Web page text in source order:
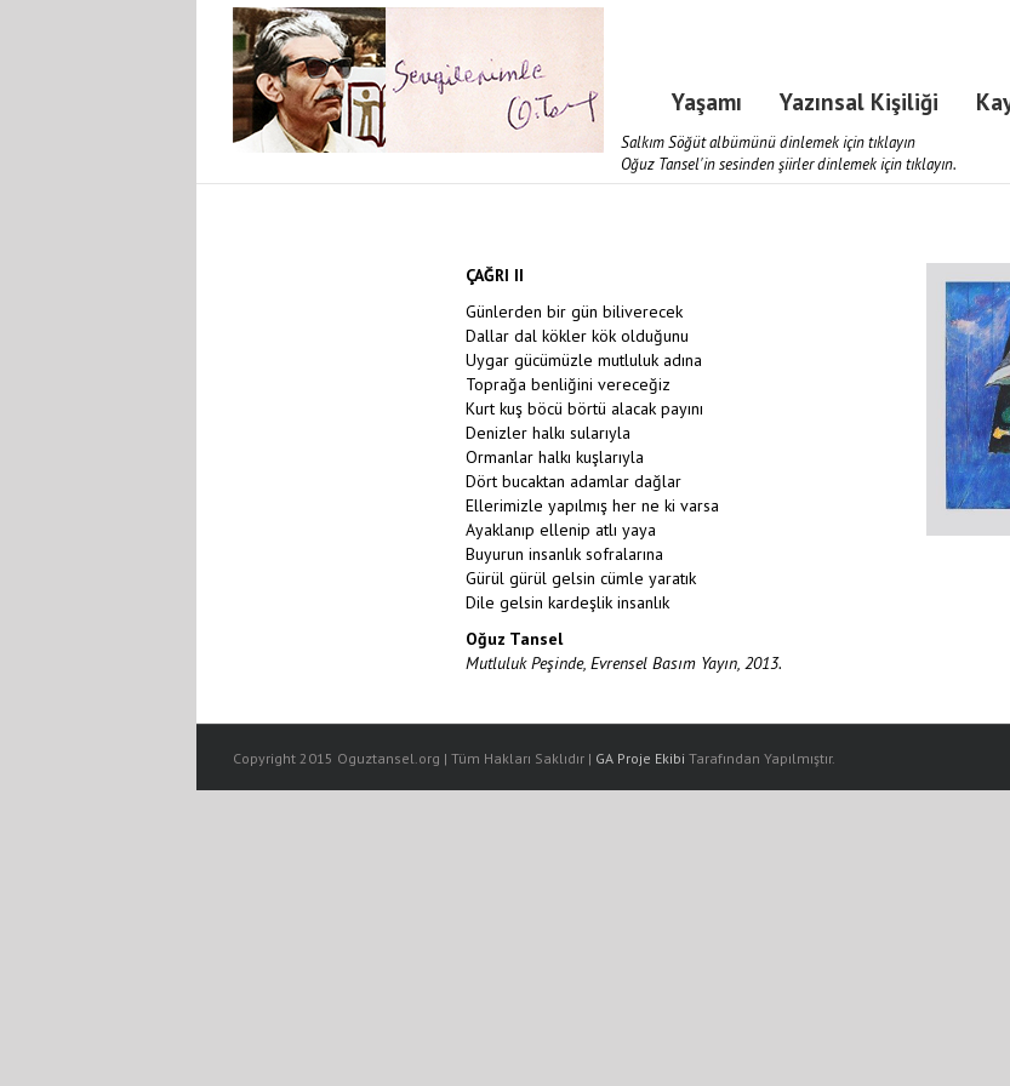
Salkım Söğüt albümünü dinlemek için tıklayın
Oğuz Tansel'in sesinden şiirler dinlemek için tıklayın.
Yaşamı Yazınsal Kişiliği
ÇAĞRI II
Günlerden bir gün biliverecek
Dallar dal kökler kök olduğunu
Uygar gücümüzle mutluluk adına
Toprağa benliğini vereceğiz
Kurt kuş böcü börtü alacak payını
Denizler halkı sularıyla
Ormanlar halkı kuşlarıyla
Dört bucaktan adamlar dağlar
Ellerimizle yapılmış her ne ki varsa
Ayaklanıp ellenip atlı yaya
Buyurun insanlık sofralarına
Gürül gürül gelsin cümle yaratık
Dile gelsin kardeşlik insanlık
Oğuz Tansel
Mutluluk Peşinde, Evrensel Basım Yayın, 2013.
Copyright 2015 Oguztansel.org | Tüm Hakları Saklıdır | GA Proje Ekibi Tarafından Yapılmıştır.